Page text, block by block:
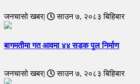
जनचासो खबर| साउन ७, २०८३ बिहिबार
बागमतीमा गत आवमा ४४ सडक पुल निर्माण
जनचासो खबर| साउन ७, २०८३ बिहिबार